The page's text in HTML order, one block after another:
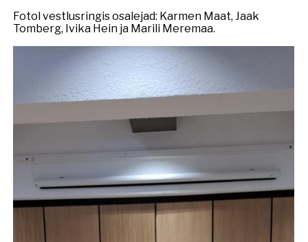
Fotol vestlusringis osalejad: Karmen Maat, Jaak
Tomberg, Ivika Hein ja Marili Meremaa.